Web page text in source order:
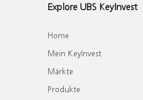
Explore UBS KeyInvest
Home
Mein KeyInvest
Märkte
Produkte